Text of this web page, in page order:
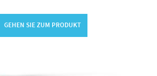
GEHEN SIE ZUM PRODUKT